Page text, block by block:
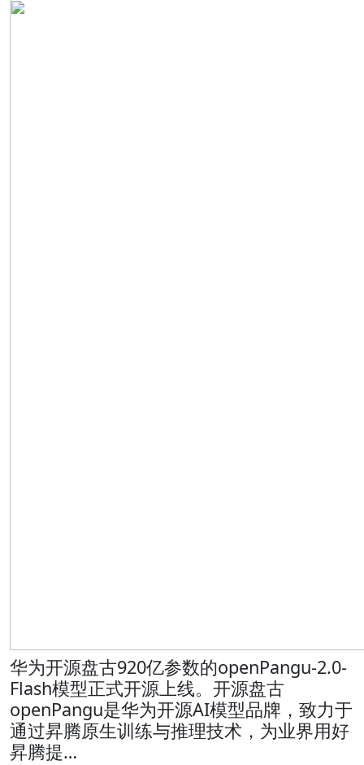
华为开源盘古920亿参数的openPangu-2.0-
Flash模型正式开源上线。开源盘古
openPangu是华为开源AI模型品牌，致力于
通过昇腾原生训练与推理技术，为业界用好
昇腾提…